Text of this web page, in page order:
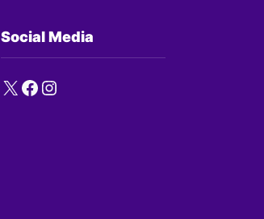
Social Media
X Facebook
Instagram